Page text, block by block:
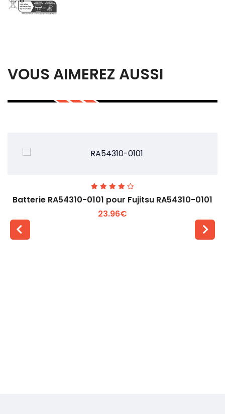
VOUS AIMEREZ AUSSI
Batterie RA54310-0101 pour Fujitsu RA54310-0101
23.96€